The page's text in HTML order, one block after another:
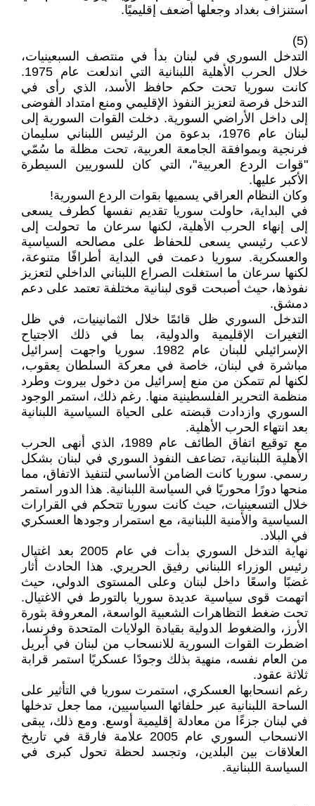
استنزاف بغداد وجعلها أضعف إقليميًا.
(5)
التدخل السوري في لبنان بدأ في منتصف السبعينيات،
خلال الحرب الأهلية اللبنانية التي اندلعت عام 1975.
كانت سوريا تحت حكم حافظ الأسد، الذي رأى في
التدخل فرصة لتعزيز النفوذ الإقليمي ومنع امتداد الفوضى
إلى داخل الأراضي السورية. دخلت القوات السورية إلى
لبنان عام 1976، بدعوة من الرئيس اللبناني سليمان
فرنجية وبموافقة الجامعة العربية، تحت مظلة ما سُمّي
"قوات الردع العربية"، التي كان للسوريين السيطرة
الأكبر عليها.
وكان النظام العراقي يسميها بقوات الردع السورية!
في البداية، حاولت سوريا تقديم نفسها كطرف يسعى
إلى إنهاء الحرب الأهلية، لكنها سرعان ما تحولت إلى
لاعب رئيسي يسعى للحفاظ على مصالحه السياسية
والعسكرية. سوريا دعمت في البداية أطرافًا متنوعة،
لكنها سرعان ما استغلت الصراع اللبناني الداخلي لتعزيز
نفوذها، حيث أصبحت قوى لبنانية مختلفة تعتمد على دعم
دمشق.
التدخل السوري ظل قائمًا خلال الثمانينيات، في ظل
التغيرات الإقليمية والدولية، بما في ذلك الاجتياح
الإسرائيلي للبنان عام 1982. سوريا واجهت إسرائيل
مباشرة في لبنان، خاصة في معركة السلطان يعقوب،
لكنها لم تتمكن من منع إسرائيل من دخول بيروت وطرد
منظمة التحرير الفلسطينية منها. رغم ذلك، استمر الوجود
السوري وازدادت قبضته على الحياة السياسية اللبنانية
بعد انتهاء الحرب الأهلية.
مع توقيع اتفاق الطائف عام 1989، الذي أنهى الحرب
الأهلية اللبنانية، تضاعف النفوذ السوري في لبنان بشكل
رسمي. سوريا كانت الضامن الأساسي لتنفيذ الاتفاق، مما
منحها دورًا محوريًا في السياسة اللبنانية. هذا الدور استمر
خلال التسعينيات، حيث كانت سوريا تتحكم في القرارات
السياسية والأمنية اللبنانية، مع استمرار وجودها العسكري
في البلاد.
نهاية التدخل السوري بدأت في عام 2005 بعد اغتيال
رئيس الوزراء اللبناني رفيق الحريري. هذا الحادث أثار
غضبًا واسعًا داخل لبنان وعلى المستوى الدولي، حيث
اتهمت قوى سياسية عديدة سوريا بالتورط في الاغتيال.
تحت ضغط التظاهرات الشعبية الواسعة، المعروفة بثورة
الأرز، والضغوط الدولية بقيادة الولايات المتحدة وفرنسا،
اضطرت القوات السورية للانسحاب من لبنان في أبريل
من العام نفسه، منهية بذلك وجودًا عسكريًا استمر قرابة
ثلاثة عقود.
رغم انسحابها العسكري، استمرت سوريا في التأثير على
الساحة اللبنانية عبر حلفائها السياسيين، مما جعل تدخلها
في لبنان جزءًا من معادلة إقليمية أوسع. ومع ذلك، يبقى
الانسحاب السوري عام 2005 علامة فارقة في تاريخ
العلاقات بين البلدين، وتجسد لحظة تحول كبرى في
السياسة اللبنانية.